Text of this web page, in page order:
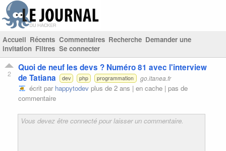
Accueil Récents Commentaires Recherche Demander une
invitation Filtres Se connecter
2
Quoi de neuf les devs ? Numéro 81 avec l'interview
de Tatiana
dev php programmation go.itanea.fr
écrit par happytodev plus de 2 ans | en cache | pas de
commentaire